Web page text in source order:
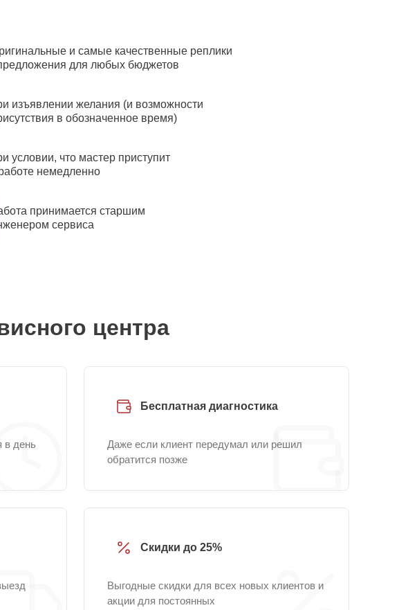
и самые качественные реплики
для любых бюджетов
изъявлении желания (и возможности
в обозначенное время)
условии, что мастер приступит
немедленно
принимается старшим
сервиса
центра
в день
Бесплатная диагностика
Даже если клиент передумал или решил
обратится позже
Скидки до 25%
Выгодные скидки для всех новых клиентов и
акции для постоянных